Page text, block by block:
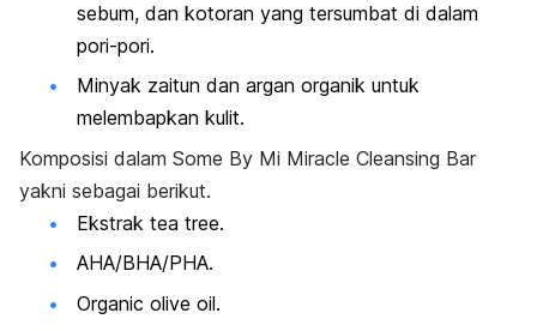
sebum, dan kotoran yang tersumbat di dalam
pori-pori.
Minyak zaitun dan argan organik untuk
melembapkan kulit.
Komposisi dalam Some By Mi Miracle Cleansing Bar
yakni sebagai berikut.
Ekstrak tea tree.
AHA/BHA/PHA.
Organic olive oil.